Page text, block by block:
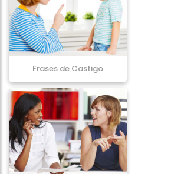
Frases de Castigo